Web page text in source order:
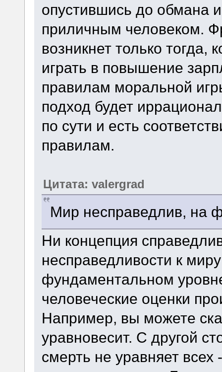
опустившись до обмана
приличным человеком.
возникнет только тогда,
играть в повышение
правилам моральной
подход будет
по сути и есть
правилам.
Цитата: valergrad
Мир несправедлив, на
Ни концепция
несправедливости к
фундаментальном
человеческие оценки
Например, вы можете
уравновесит. С другой
смерть не уравняет